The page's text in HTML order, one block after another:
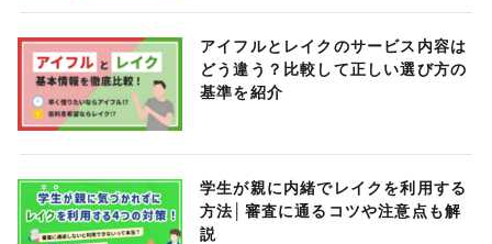
アイフルとレイクのサービス内容は
どう違う？比較して正しい選び方の
基準を紹介
学生が親に内緒でレイクを利用する
方法│審査に通るコツや注意点も解
説